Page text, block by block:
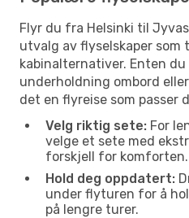
Flyr du fra Helsinki til
utvalg av flyselskaper som
kabinalternativer. Enten
underholdning ombord
det en flyreise som passer
Velg riktig sete: For
velge et sete med
forskjell for komforten.
Hold deg oppdatert:
under flyturen for å
på lengre turer.